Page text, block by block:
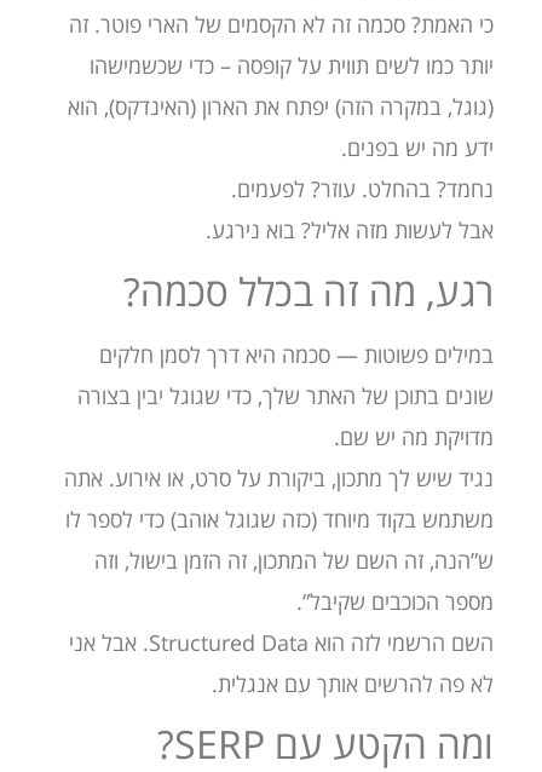
כי האמת? סכמה זה לא הקסמים של הארי פוטר. זה
יותר כמו לשים תווית על קופסה – כדי שכשמישהו
(גוגל, במקרה הזה) יפתח את הארון (האינדקס), הוא
ידע מה יש בפנים.
נחמד? בהחלט. עוזר? לפעמים.
אבל לעשות מזה אליל? בוא נירגע.
רגע, מה זה בכלל סכמה?
במילים פשוטות — סכמה היא דרך לסמן חלקים
שונים בתוכן של האתר שלך, כדי שגוגל יבין בצורה
מדויקת מה יש שם.
נגיד שיש לך מתכון, ביקורת על סרט, או אירוע. אתה
משתמש בקוד מיוחד (כזה שגוגל אוהב) כדי לספר לו
ש”הנה, זה השם של המתכון, זה הזמן בישול, וזה
מספר הכוכבים שקיבל”.
השם הרשמי לזה הוא Structured Data. אבל אני
לא פה להרשים אותך עם אנגלית.
ומה הקטע עם SERP?